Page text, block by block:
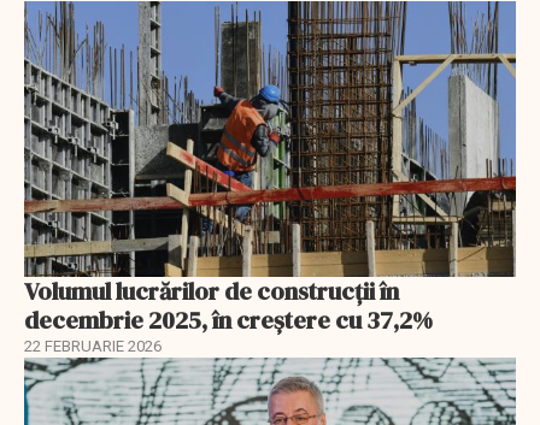
Volumul lucrărilor de construcții în
decembrie 2025, în creștere cu 37,2%
22 FEBRUARIE 2026